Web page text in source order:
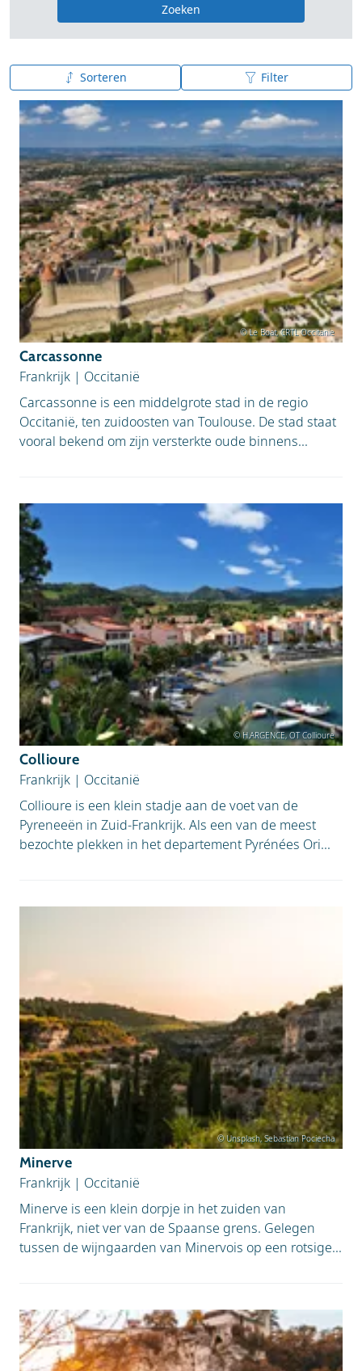
Zoeken
Sorteren Filter
A tot Z
Z tot A
© Le Boat, CRTL Occitanie
Carcassonne
Frankrijk | Occitanië
Carcassonne is een middelgrote stad in de regio
Occitanië, ten zuidoosten van Toulouse. De stad staat
vooral bekend om zijn versterkte oude binnens...
© H.ARGENCE, OT Collioure
Collioure
Frankrijk | Occitanië
Collioure is een klein stadje aan de voet van de
Pyreneeën in Zuid-Frankrijk. Als een van de meest
bezochte plekken in het departement Pyrénées Ori...
© Unsplash, Sebastian Pociecha
Minerve
Frankrijk | Occitanië
Minerve is een klein dorpje in het zuiden van
Frankrijk, niet ver van de Spaanse grens. Gelegen
tussen de wijngaarden van Minervois op een rotsige...